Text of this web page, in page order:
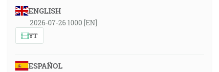
ENGLISH
2026-07-26 1000 [EN]
YT
ESPAÑOL